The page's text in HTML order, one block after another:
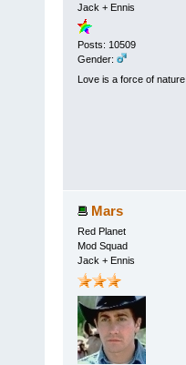
Jack + Ennis
Posts: 10509
Gender:
Love is a force of nature
Mars
Red Planet
Mod Squad
Jack + Ennis